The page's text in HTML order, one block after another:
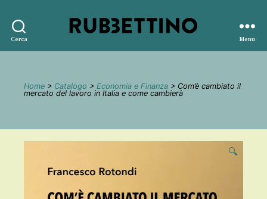
Cerca
editore
Menu
Home > Catalogo > Economia e Finanza > Com’è cambiato il
mercato del lavoro in Italia e come cambierà
🔍